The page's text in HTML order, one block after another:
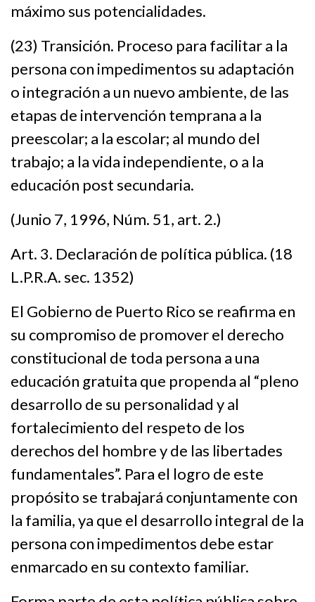
máximo sus potencialidades.
(23) Transición. Proceso para facilitar a la
persona con impedimentos su adaptación
o integración a un nuevo ambiente, de las
etapas de intervención temprana a la
preescolar; a la escolar; al mundo del
trabajo; a la vida independiente, o a la
educación post secundaria.
(Junio 7, 1996, Núm. 51, art. 2.)
Art. 3. Declaración de política pública. (18
L.P.R.A. sec. 1352)
El Gobierno de Puerto Rico se reafirma en
su compromiso de promover el derecho
constitucional de toda persona a una
educación gratuita que propenda al “pleno
desarrollo de su personalidad y al
fortalecimiento del respeto de los
derechos del hombre y de las libertades
fundamentales”. Para el logro de este
propósito se trabajará conjuntamente con
la familia, ya que el desarrollo integral de la
persona con impedimentos debe estar
enmarcado en su contexto familiar.